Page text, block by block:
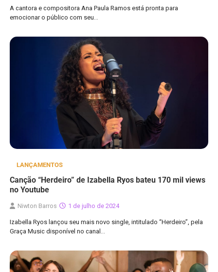
A cantora e compositora Ana Paula Ramos está pronta para
emocionar o público com seu…
LANÇAMENTOS
Canção “Herdeiro” de Izabella Ryos bateu 170 mil views
no Youtube
Niwton Barros 1 de julho de 2024
Izabella Ryos lançou seu mais novo single, intitulado “Herdeiro”, pela
Graça Music disponível no canal…